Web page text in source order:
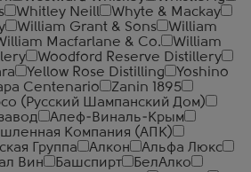
Whitley Neill
Whyte & Mackay
William Grant & Sons
William
Macfarlane & Co.
William
Woodford Reserve Distillery
Yellow Rose Distilling
Yoshino
Centenario
Zanin 1895
(Русский Шампанский Дом)
Алеф-Виналь-Крым
Компания (АПК)
Группа
Алкон
Альфа Люкс
Вин Башспирт
БелАлко